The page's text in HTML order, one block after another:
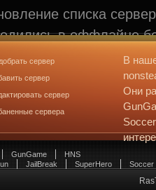
списка
в оффлайне
не участвуют.
.
сервер
сервер
сервер
сервера
В
Они
GunGame
HNS
JailBreak SuperHero Soccer